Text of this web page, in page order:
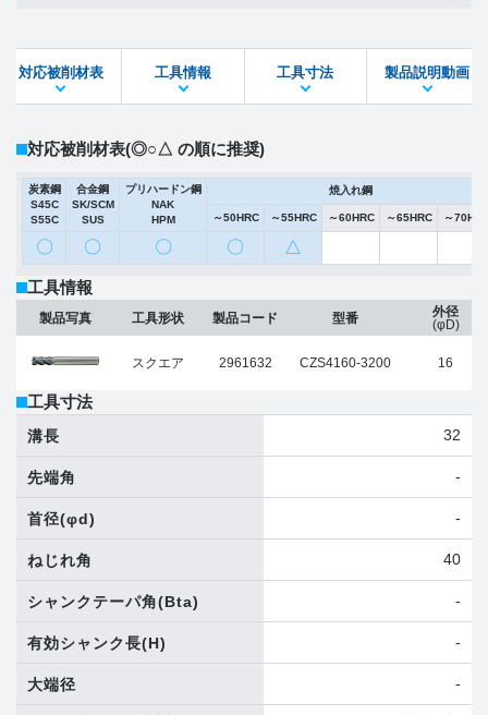
STEPファイル DXFファイル
対応被削材表 工具情報 工具寸法 製品説明動画
対応被削材表(◎○△ の順に推奨)
炭素鋼
S45C
S55C
合金鋼
SK/SCM
SUS
プリハードン鋼
NAK
HPM
焼入れ鋼
～50HRC ～55HRC ～60HRC ～65HRC ～
〇 〇 〇 〇 △
工具情報
製品写真 工具形状
スクエア
製品コード
2961632
型番
CZS4160-3200
外径
(φD)
16
工具寸法
溝長 32
先端角 -
首径(φd) -
ねじれ角 40
シャンクテーパ角(Bta) -
有効シャンク長(H) -
大端径 -